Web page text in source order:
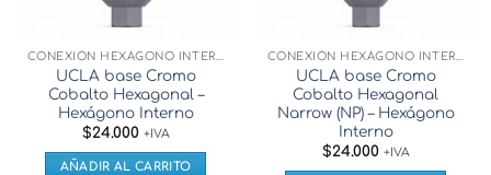
UCLA base Cromo
Cobalto Hexagonal –
Hexágono Interno
$24.000 +IVA
AÑADIR AL CARRITO
UCLA base Cromo
Cobalto Hexagonal
Narrow (NP) – Hexágono
Interno
$24.000 +IVA